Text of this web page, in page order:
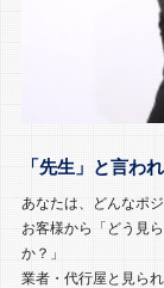
「先生」と言わ
あなたは、どんなポ
お客様から「どう見
か？」
業者・代行屋と見ら